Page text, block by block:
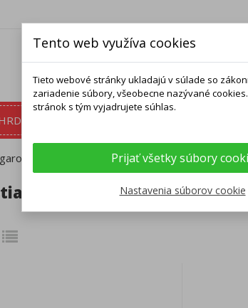
vzor Figaro
Tento web využíva cookies
Tieto webové stránky ukladajú v súlade so
zariadenie súbory, všeobecne nazývané
stránok s tým vyjadrujete súhlas.
Prijať všetky súbory
Nastavenia súborov cookie